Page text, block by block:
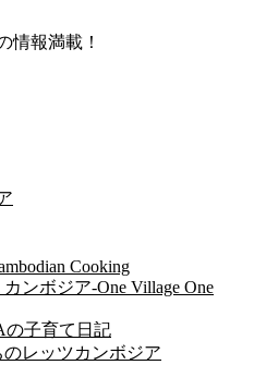
情報満載！
Cooking
ンボジア-One Village One
の子育て日記
レッツカンボジア